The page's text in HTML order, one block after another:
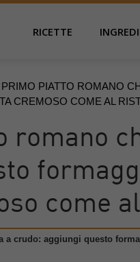
RICETTE
PRIMO PIATTO ROMANO
CREMOSO COME AL
romano
come
crudo: aggiungi questo